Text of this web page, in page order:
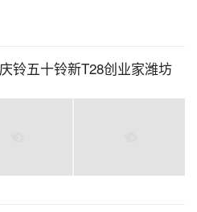
铃五十铃新T28创业家潍坊